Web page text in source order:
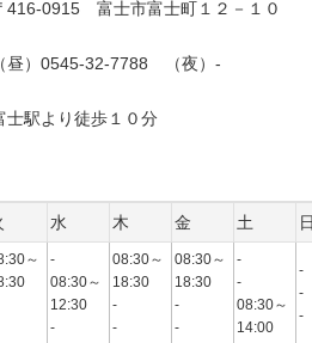
416-0915 富士市富士町１２－１０
（昼）0545-32-7788 （夜）-
士駅より徒歩１０分
水 木 金 土
～
-
08:30～
12:30
-
08:30～
18:30
-
-
08:30～
18:30
-
-
-
-
08:30～
14:00
-
-
-